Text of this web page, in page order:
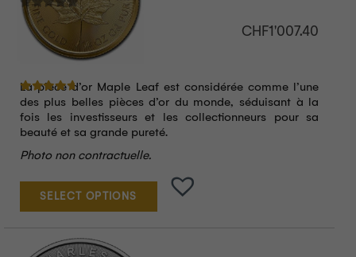
Note4.50sur 5
CHF1'007.40
La pièce d’or Maple Leaf est considérée comme l’une
des plus belles pièces d’or du monde, séduisant à la
fois les investisseurs et les collectionneurs pour sa
beauté et sa grande pureté.
Photo non contractuelle.
SELECT OPTIONS